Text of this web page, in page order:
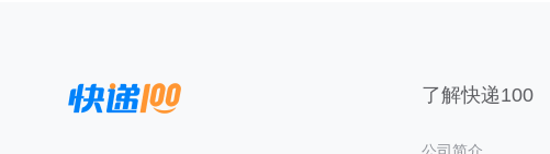
了解快递100